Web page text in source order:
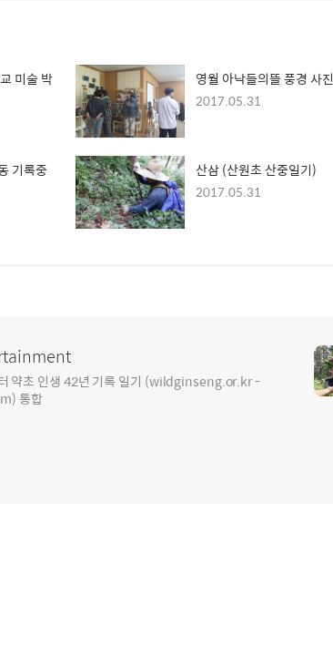
미술 박
영월 아낙들의뜰 풍경 사진
2017.05.31
기록중
산삼 (산원초 산중일기)
2017.05.31
약초 인생 42년 기록 일기 (wildginseng.or.kr -
통합